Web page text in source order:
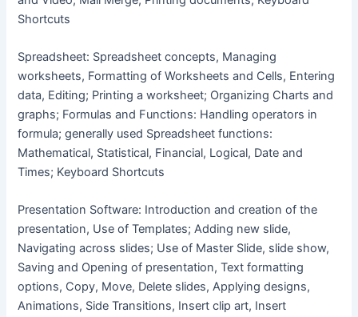
Shortcuts
Spreadsheet: Spreadsheet concepts, Managing
worksheets, Formatting of Worksheets and Cells, Entering
data, Editing; Printing a worksheet; Organizing Charts and
graphs; Formulas and Functions: Handling operators in
formula; generally used Spreadsheet functions:
Mathematical, Statistical, Financial, Logical, Date and
Times; Keyboard Shortcuts
Presentation Software: Introduction and creation of the
presentation, Use of Templates; Adding new slide,
Navigating across slides; Use of Master Slide, slide show,
Saving and Opening of presentation, Text formatting
options, Copy, Move, Delete slides, Applying designs,
Animations, Side Transitions, Insert clip art, Insert